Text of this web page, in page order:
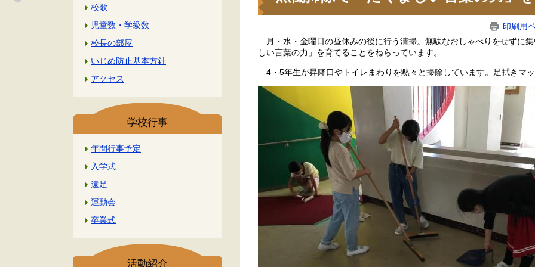
校歌
児童数・学級数
校長の部屋
いじめ防止基本方針
アクセス
学校行事
年間行事予定
入学式
遠足
運動会
卒業式
活動紹介
印刷用
月・水・金曜日の昼休みの後に行う清掃。無駄なおしゃべりをせずに
しい言葉の力」を育てることをねらっています。
4・5年生が昇降口やトイレまわりを黙々と掃除しています。足拭きマ